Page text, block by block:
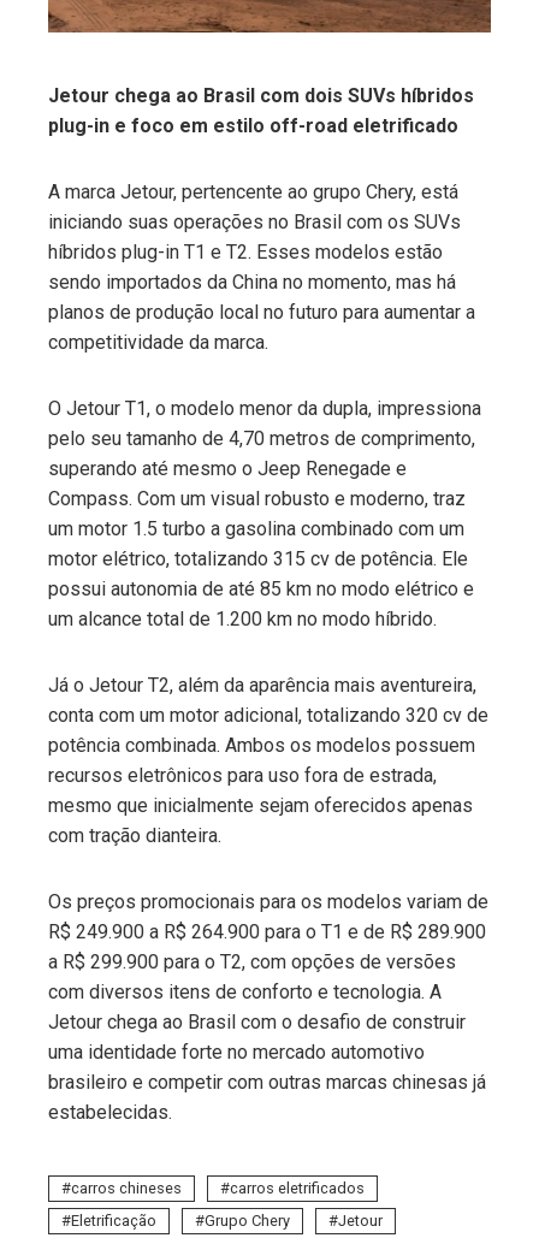
Jetour chega ao Brasil com dois SUVs híbridos
plug-in e foco em estilo off-road eletrificado
A marca Jetour, pertencente ao grupo Chery, está
iniciando suas operações no Brasil com os SUVs
híbridos plug-in T1 e T2. Esses modelos estão
sendo importados da China no momento, mas há
planos de produção local no futuro para aumentar a
competitividade da marca.
O Jetour T1, o modelo menor da dupla, impressiona
pelo seu tamanho de 4,70 metros de comprimento,
superando até mesmo o Jeep Renegade e
Compass. Com um visual robusto e moderno, traz
um motor 1.5 turbo a gasolina combinado com um
motor elétrico, totalizando 315 cv de potência. Ele
possui autonomia de até 85 km no modo elétrico e
um alcance total de 1.200 km no modo híbrido.
Já o Jetour T2, além da aparência mais aventureira,
conta com um motor adicional, totalizando 320 cv de
potência combinada. Ambos os modelos possuem
recursos eletrônicos para uso fora de estrada,
mesmo que inicialmente sejam oferecidos apenas
com tração dianteira.
Os preços promocionais para os modelos variam de
R$ 249.900 a R$ 264.900 para o T1 e de R$ 289.900
a R$ 299.900 para o T2, com opções de versões
com diversos itens de conforto e tecnologia. A
Jetour chega ao Brasil com o desafio de construir
uma identidade forte no mercado automotivo
brasileiro e competir com outras marcas chinesas já
estabelecidas.
carros chineses
carros eletrificados
Eletrificação
Grupo Chery Jetour